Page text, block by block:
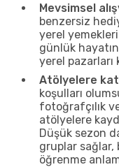
Mevsimsel
benzersiz
yerel
günlük
yerel
Atölyelere
koşulları
fotoğrafçılık
atölyelere
Düşük sezon
gruplar sağlar,
öğrenme